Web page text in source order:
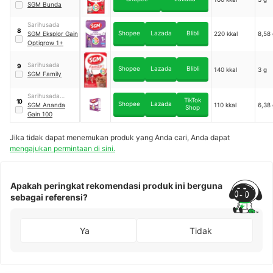
SGM Bunda
8
Sarihusada
SGM Eksplor Gain
Optigrow 1+
Shopee Lazada Blibli 220 kkal 8,58
9
Sarihusada
SGM Family
Shopee Lazada Blibli 140 kkal 3 g
10
Sarihusada
Generasi
Mahardhika
SGM Ananda
Gain 100
Shopee Lazada
TikTok
Shop
110 kkal 6,38
Jika tidak dapat menemukan produk yang Anda cari, Anda dapat
mengajukan permintaan di sini.
Apakah peringkat rekomendasi produk ini berguna
sebagai referensi?
Ya Tidak